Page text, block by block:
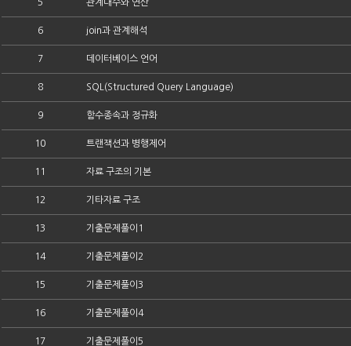
5 관계대수와 연산
6 join과 관계해석
7 데이터베이스 언어
8 SQL(Structured Query Language)
9 함수종속과 정규화
10 트랜잭션과 병행제어
11 자료 구조의 기본
12 기타자료 구조
13 기출문제풀이1
14 기출문제풀이2
15 기출문제풀이3
16 기출문제풀이4
17 기출문제풀이5